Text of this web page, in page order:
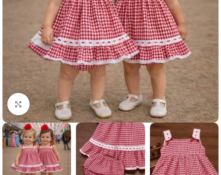
Haga clic para ampliar